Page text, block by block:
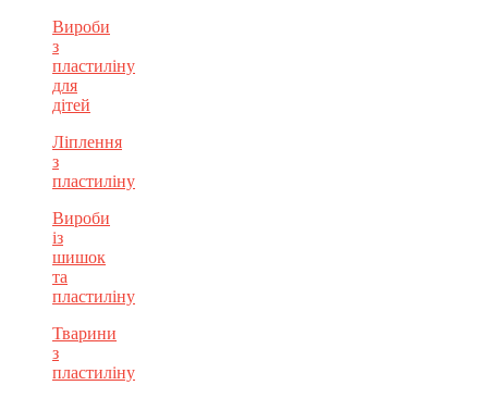
Вироби
з
пластиліну
для
дітей
Ліплення
з
пластиліну
Вироби
із
шишок
та
пластиліну
Тварини
з
пластиліну